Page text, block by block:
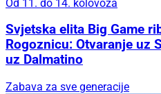
Od 11. do 14. kolovoza
Svjetska elita Big Game
Rogoznicu: Otvaranje uz
uz Dalmatino
Zabava za sve generacije